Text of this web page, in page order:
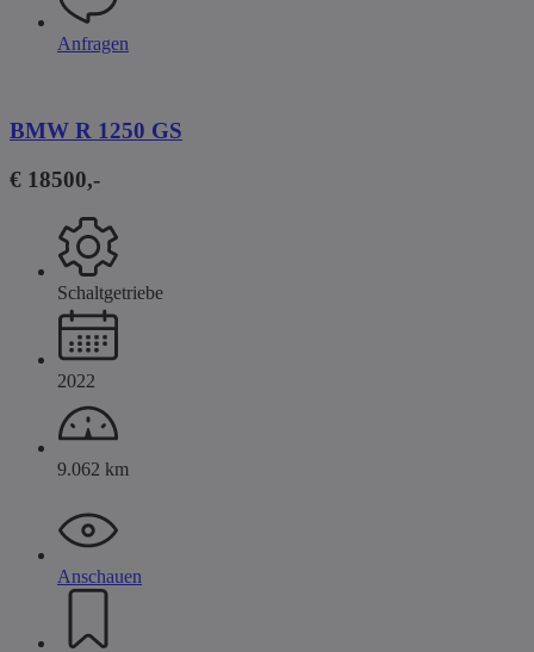
Anfragen
BMW R 1250 GS
€ 18500,-
Schaltgetriebe
2022
9.062 km
Anschauen